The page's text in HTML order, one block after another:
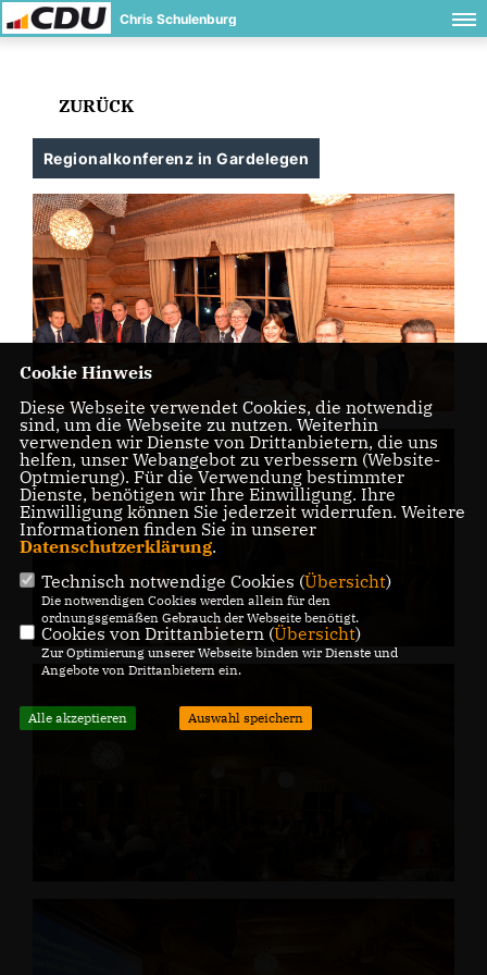
Chris Schulenburg
ZURÜCK
Regionalkonferenz in Gardelegen
Cookie Hinweis
Diese Webseite verwendet Cookies, die notwendig
sind, um die Webseite zu nutzen. Weiterhin
verwenden wir Dienste von Drittanbietern, die uns
helfen, unser Webangebot zu verbessern (Website-
Optmierung). Für die Verwendung bestimmter
Dienste, benötigen wir Ihre Einwilligung. Ihre
Einwilligung können Sie jederzeit widerrufen. Weitere
Informationen finden Sie in unserer
Datenschutzerklärung.
Technisch notwendige Cookies (Übersicht)
Die notwendigen Cookies werden allein für den
ordnungsgemäßen Gebrauch der Webseite benötigt.
Cookies von Drittanbietern (Übersicht)
Zur Optimierung unserer Webseite binden wir Dienste und
Angebote von Drittanbietern ein.
Alle akzeptieren Auswahl speichern